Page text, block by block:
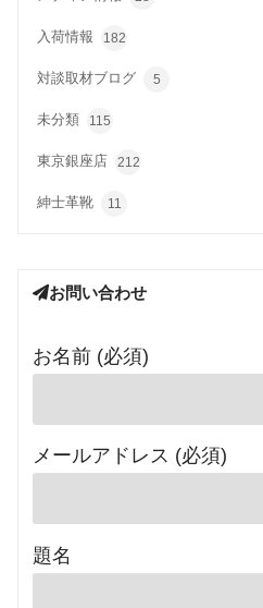
入荷情報 182
対談取材ブログ 5
未分類 115
東京銀座店 212
紳士革靴 11
お問い合わせ
お名前 (必須)
メールアドレス (必須)
題名